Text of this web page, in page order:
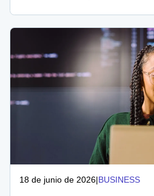
18 de junio de 2026|BUSINESS